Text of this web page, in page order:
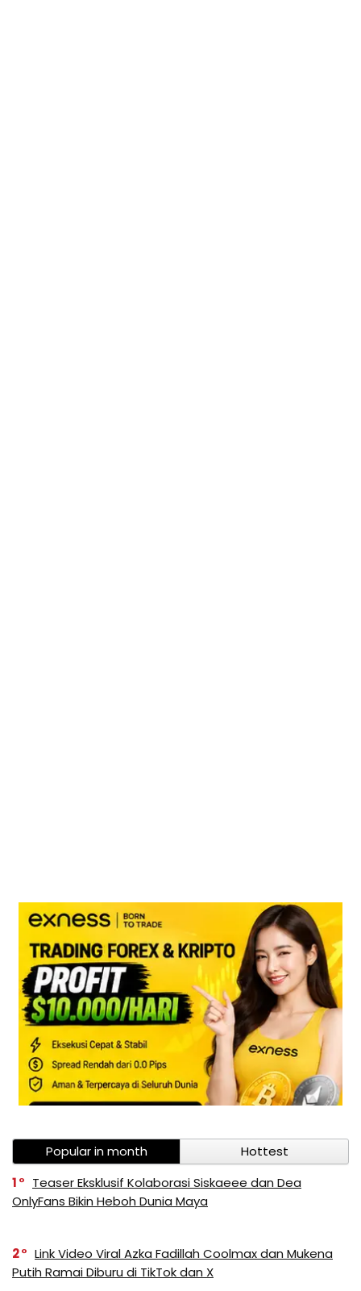
Popular in month
Hottest
1
Teaser Eksklusif Kolaborasi Siskaeee dan Dea
OnlyFans Bikin Heboh Dunia Maya
2
Link Video Viral Azka Fadillah Coolmax dan Mukena
Putih Ramai Diburu di TikTok dan X